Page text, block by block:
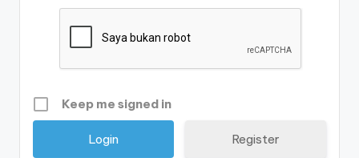
Keep me signed in
Register